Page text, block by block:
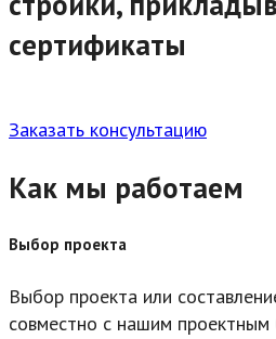
сертификаты
Заказать консультацию
Как мы работаем
Выбор проекта
Выбор проекта или
совместно с нашим